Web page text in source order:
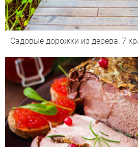
Садовые дорожки из дерева: 7